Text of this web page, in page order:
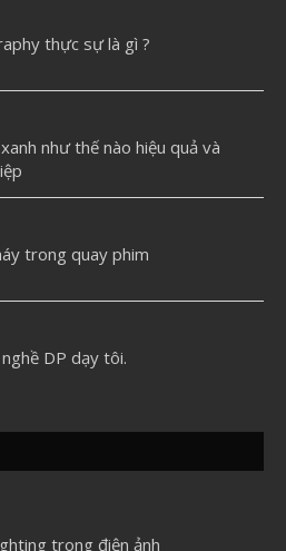
thực sự là gì ?
như thế nào hiệu quả và
trong quay phim
DP dạy tôi.
trong điện ảnh